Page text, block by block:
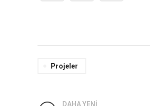
Projeler
DAHA YENI